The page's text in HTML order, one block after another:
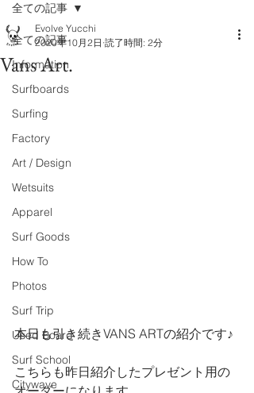
全ての記事
Information
Surfboards
Surfing
Factory
Art / Design
Wetsuits
Apparel
Surf Goods
How To
Photos
Surf Trip
Used Board
Surf School
Citywave
全ての記事
Vans Art.
Evolve Yucchi
2020年10月2日 読了時間: 2分
本日も引き続きVANS ARTの紹介です♪
こちらも昨日紹介したプレゼント用の